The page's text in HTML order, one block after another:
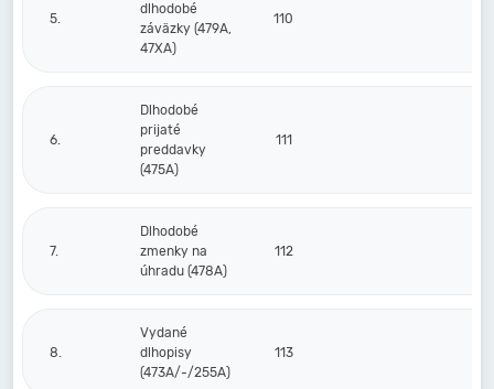
5.
dlhodobé
záväzky (479A,
47XA)
110
6.
Dlhodobé
prijaté
preddavky
(475A)
111
7.
Dlhodobé
zmenky na
úhradu (478A)
112
8.
Vydané
dlhopisy
(473A/-/255A)
113